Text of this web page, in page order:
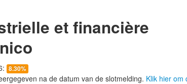
et financière
8.30%
na de datum van de slotmelding. Klik hier om